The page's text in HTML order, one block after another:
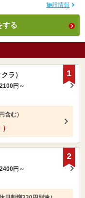
施設情報
する
ラ）
2100円～
含む）
1
2400円～
2